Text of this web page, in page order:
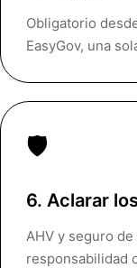
Obligatorio
EasyGov, una
🛡️
6. Aclarar
AHV y seguro
responsabilidad